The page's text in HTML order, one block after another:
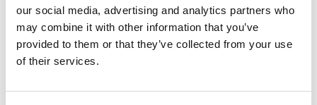
our social media, advertising and analytics partners who
may combine it with other information that you’ve
provided to them or that they’ve collected from your use
of their services.
Opslaan in favorieten